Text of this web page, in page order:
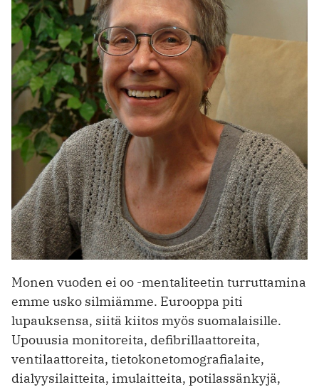
Monen vuoden ei oo -mentaliteetin turruttamina
emme usko silmiämme. Eurooppa piti
lupauksensa, siitä kiitos myös suomalaisille.
Upouusia monitoreita, defibrillaattoreita,
ventilaattoreita, tietokonetomografialaite,
dialyysilaitteita, imulaitteita, potilassänkyjä,